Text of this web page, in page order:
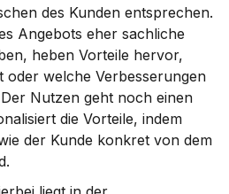
des Kunden entsprechen.
Angebots eher sachliche
heben Vorteile hervor,
oder welche Verbesserungen
Nutzen geht noch einen
die Vorteile, indem
der Kunde konkret von dem